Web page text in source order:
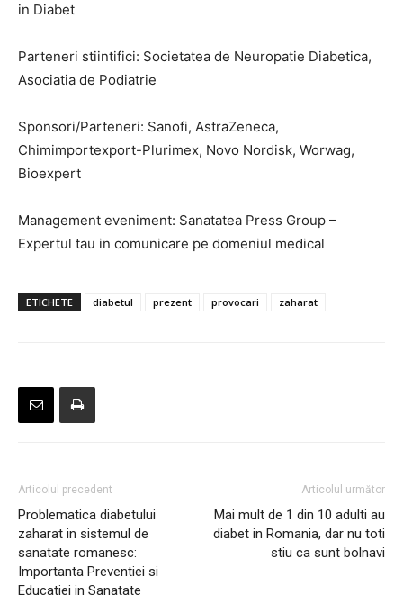
in Diabet
Parteneri stiintifici: Societatea de Neuropatie Diabetica,
Asociatia de Podiatrie
Sponsori/Parteneri: Sanofi, AstraZeneca,
Chimimportexport-Plurimex, Novo Nordisk, Worwag,
Bioexpert
Management eveniment: Sanatatea Press Group –
Expertul tau in comunicare pe domeniul medical
ETICHETE diabetul prezent provocari zaharat
Articolul precedent
Problematica diabetului
zaharat in sistemul de
sanatate romanesc:
Importanta Preventiei si
Educatiei in Sanatate
Articolul următor
Mai mult de 1 din 10 adulti au
diabet in Romania, dar nu toti
stiu ca sunt bolnavi